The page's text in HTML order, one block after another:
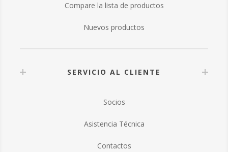
Compare la lista de productos
Nuevos productos
SERVICIO AL CLIENTE
Socios
Asistencia Técnica
Contactos